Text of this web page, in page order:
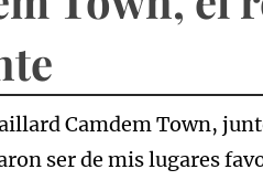
Camdem Town,
ser de mis lugares